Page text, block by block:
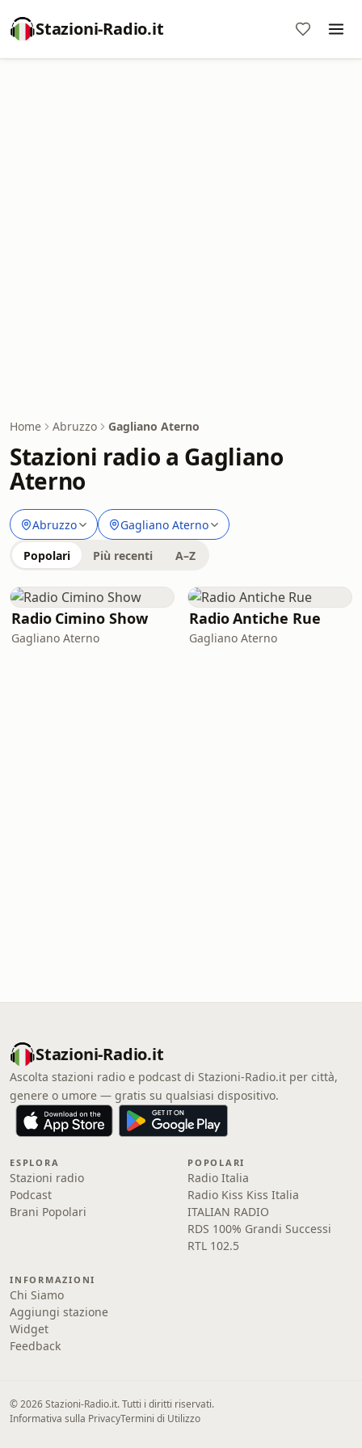
Stazioni-Radio.it
Home Abruzzo Gagliano Aterno
Stazioni radio a Gagliano
Aterno
Abruzzo Gagliano Aterno
Popolari Più recenti A–Z
Radio Cimino Show
Gagliano Aterno
Radio Antiche Rue
Gagliano Aterno
Stazioni-Radio.it
Ascolta stazioni radio e podcast di Stazioni-Radio.it per città,
genere o umore — gratis su qualsiasi dispositivo.
ESPLORA
Stazioni radio
Podcast
Brani Popolari
POPOLARI
Radio Italia
Radio Kiss Kiss Italia
ITALIAN RADIO
RDS 100% Grandi Successi
RTL 102.5
INFORMAZIONI
Chi Siamo
Aggiungi stazione
Widget
Feedback
© 2026 Stazioni-Radio.it. Tutti i diritti riservati.
Informativa sulla PrivacyTermini di Utilizzo